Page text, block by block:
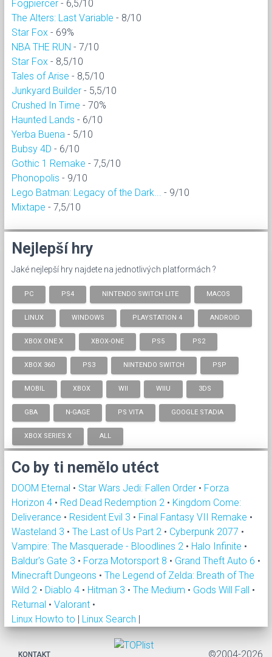
Fogpiercer - 6,5/10
The Alters: Last Variable - 8/10
Star Fox - 69%
NBA THE RUN - 7/10
Star Fox - 8,5/10
Tales of Arise - 8,5/10
Junkyard Builder - 5,5/10
Crushed In Time - 70%
Haunted Lands - 6/10
Yerba Buena - 5/10
Bubsy 4D - 6/10
Gothic 1 Remake - 7,5/10
Phonopolis - 9/10
Lego Batman: Legacy of the Dark...
- 9/10
Mixtape - 7,5/10
Nejlepší hry
Jaké nejlepší hry najdete na jednotlivých platformách ?
PC PS4 NINTENDO SWITCH LITE MACOS
LINUX WINDOWS PLAYSTATION 4 ANDROID
XBOX ONE X XBOX-ONE PS5 PS2
XBOX 360 PS3 NINTENDO SWITCH PSP
MOBIL XBOX WII WIIU 3DS
GBA N-GAGE PS VITA GOOGLE STADIA
XBOX SERIES X ALL
Co by ti nemělo utéct
DOOM Eternal • Star Wars Jedi: Fallen Order • Forza
Horizon 4 • Red Dead Redemption 2 • Kingdom Come:
Deliverance • Resident Evil 3 • Final Fantasy VII Remake •
Wasteland 3 • The Last of Us Part 2 • Cyberpunk 2077 •
Vampire: The Masquerade - Bloodlines 2 • Halo Infinite •
Baldur's Gate 3 • Forza Motorsport 8 • Grand Theft Auto 6 •
Minecraft Dungeons • The Legend of Zelda: Breath of The
Wild 2 • Diablo 4 • Hitman 3 • The Medium • Gods Will Fall •
Returnal • Valorant •
Linux Howto to | Linux Search |
KONTAKT ©2004-2026